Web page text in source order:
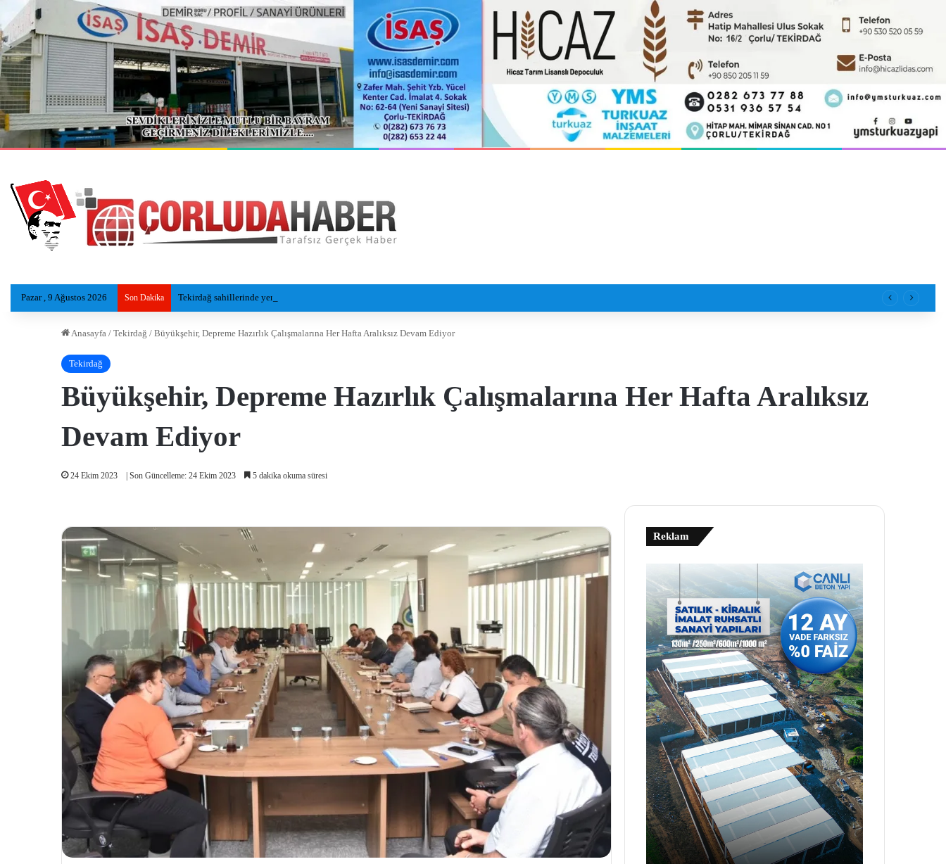
Pazar , 9 Ağustos 2026 Son Dakika Tekirdağ sahillerinde yeni nesil insansız cankurtaran araçları görevde
Anasayfa / Tekirdağ / Büyükşehir, Depreme Hazırlık Çalışmalarına Her Hafta Aralıksız Devam Ediyor
Tekirdağ
Büyükşehir, Depreme Hazırlık Çalışmalarına Her Hafta Aralıksız
Devam Ediyor
24 Ekim 2023 | Son Güncelleme: 24 Ekim 2023 5 dakika okuma süresi
Reklam